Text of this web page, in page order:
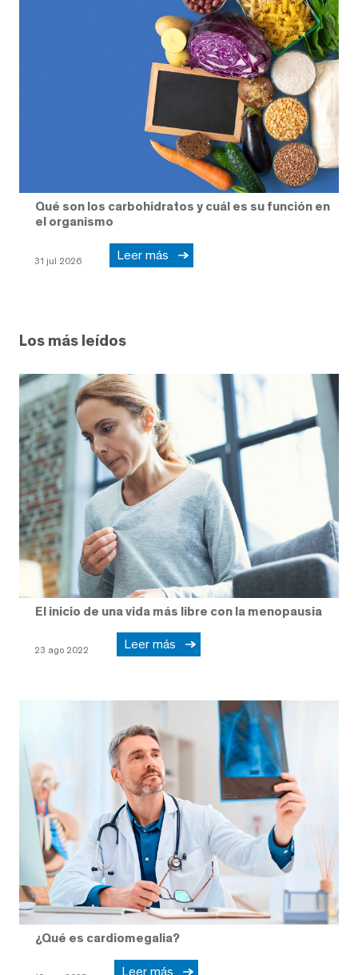
Qué son los carbohidratos y cuál es su función en
el organismo
31 jul 2026 Leer más
Los más leídos
El inicio de una vida más libre con la menopausia
23 ago 2022 Leer más
¿Qué es cardiomegalia?
Leer más